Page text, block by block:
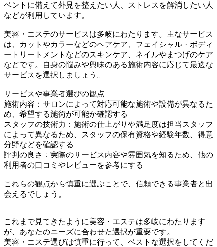
ベントに備えて外見を整えたい人、ストレスを解消したい人
などが利用しています。
美容・エステのサービスは多岐にわたります。主なサービス
は、カットやカラーなどのヘアケア、フェイシャル・ボディ
ートリートメントなどのスキンケア、ネイルやまつげのケア
などです。自身の悩みや興味のある施術内容に応じて最適な
サービスを選択しましょう。
サービスや事業者選びの観点
施術内容：サロンによって対応可能な施術や設備が異なるた
め、希望する施術が可能か確認する
スタッフの技術力：施術の仕上がりや満足度は担当スタッフ
によって異なるため、スタッフの保有資格や経験年数、得意
分野などを確認する
評判の良さ：実際のサービス内容や雰囲気を知るため、他の
利用者の口コミやレビューを参考にする
これらの観点から慎重に選ぶことで、信頼できる事業者と出
会えるでしょう。
これまで見てきたように美容・エステは多岐にわたります
が、あなたのニーズに合わせた選択が重要です。
美容・エステ選びは慎重に行って、ベストな選択をしてくだ